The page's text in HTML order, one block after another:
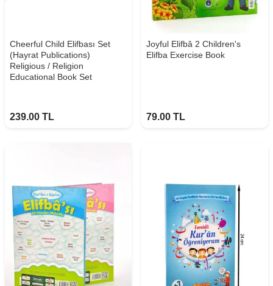
Cheerful Child Elifbası Set
(Hayrat Publications)
Religious / Religion
Educational Book Set
239.00 TL
Joyful Elifbâ 2 Children's
Elifba Exercise Book
79.00 TL